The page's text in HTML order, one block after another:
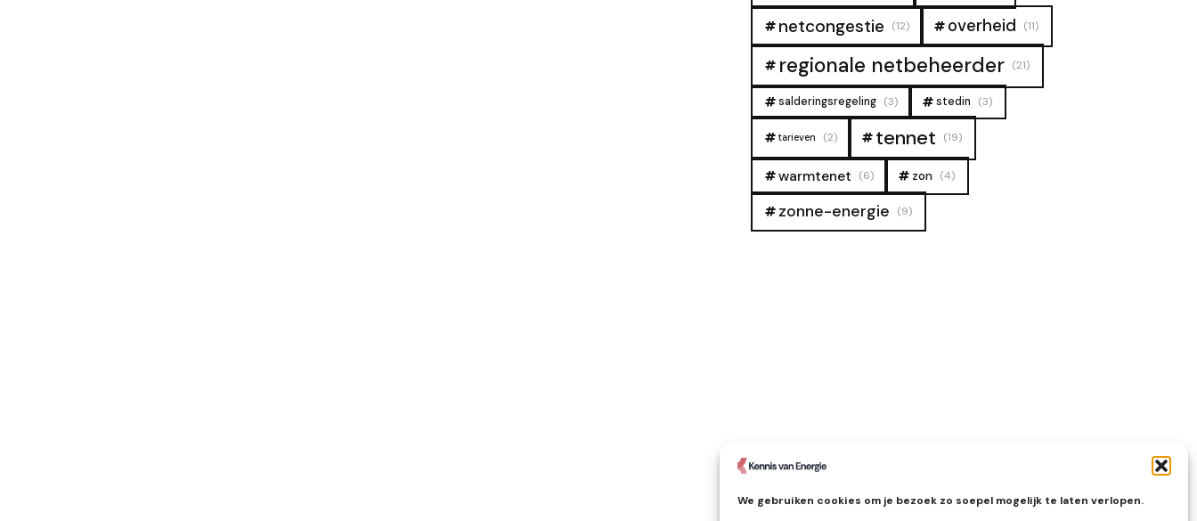
We gebruiken cookies om je bezoek zo soepel mogelijk te laten verlopen.
netcongestie (12) overheid (11)
regionale netbeheerder (21)
salderingsregeling (3) stedin (3)
tarieven (2) tennet (19)
warmtenet (6) zon (4)
zonne-energie (9)